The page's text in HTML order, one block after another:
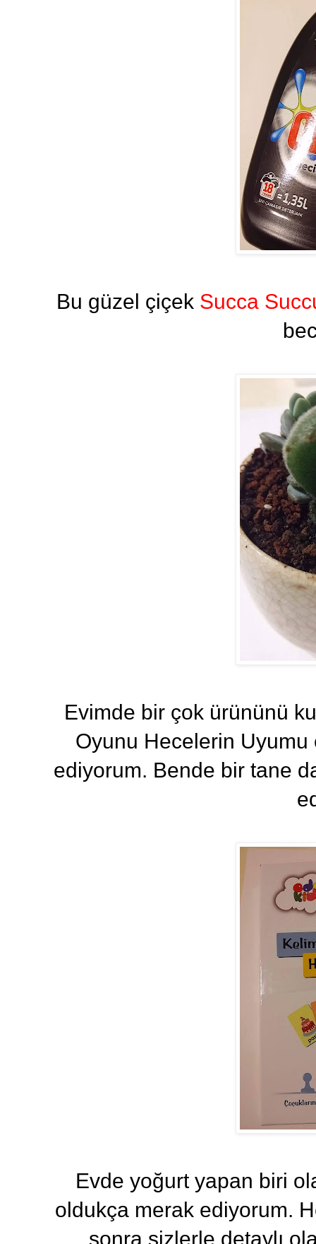
Bu güzel çiçek Succa
Evimde bir çok ürününü
Oyunu Hecelerin Uyumu
ediyorum. Bende bir tane
Evde yoğurt yapan biri
oldukça merak ediyorum.
sonra sizlerle detaylı